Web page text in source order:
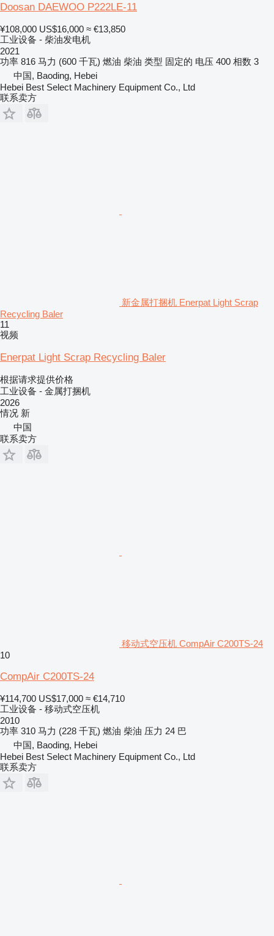
Doosan DAEWOO P222LE-11
¥108,000 US$16,000 ≈ €13,850
工业设备 - 柴油发电机
2021
功率 816 马力 (600 千瓦) 燃油 柴油 类型 固定的 电压 400 相数 3
中国, Baoding, Hebei
Hebei Best Select Machinery Equipment Co., Ltd
联系卖方
新金属打捆机 Enerpat Light Scrap
Recycling Baler
11
视频
Enerpat Light Scrap Recycling Baler
根据请求提供价格
工业设备 - 金属打捆机
2026
情况 新
中国
联系卖方
移动式空压机 CompAir C200TS-24
10
CompAir C200TS-24
¥114,700 US$17,000 ≈ €14,710
工业设备 - 移动式空压机
2010
功率 310 马力 (228 千瓦) 燃油 柴油 压力 24 巴
中国, Baoding, Hebei
Hebei Best Select Machinery Equipment Co., Ltd
联系卖方